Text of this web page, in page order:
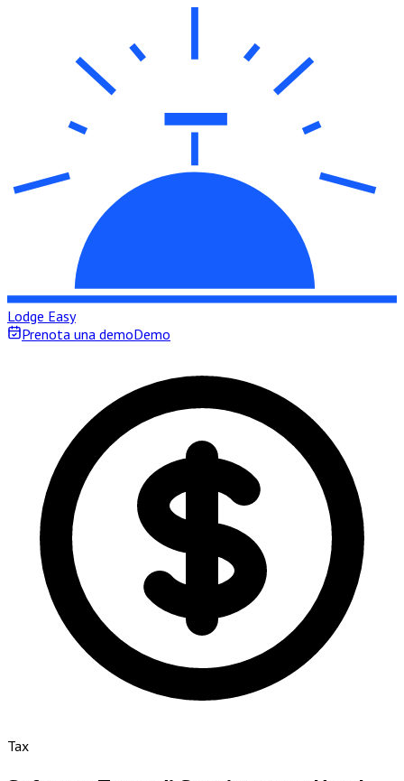
Lodge Easy
Prenota una demoDemo
Tax